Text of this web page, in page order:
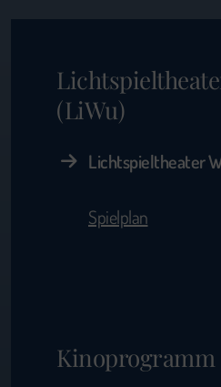
(LiWu)
Lichtspieltheater
Spielplan
Kinoprogramm